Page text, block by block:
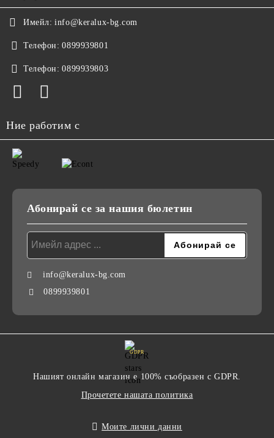
Имейл: info@keralux-bg.com
Телефон: 0899939801
Телефон: 0899939803
Ние работим с
Абонирай се за нашия бюлетин
info@keralux-bg.com
0899939801
GDPR
Нашият онлайн магазин е 100% съобразен с GDPR.
Прочетете нашата политика
Моите лични данни